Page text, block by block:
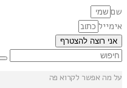
שם
אימייל
אני רוצה להצטרף
על מה אפשר לקרוא פה